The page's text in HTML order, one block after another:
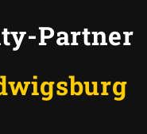
Partner